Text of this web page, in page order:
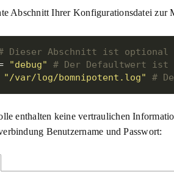
Abschnitt Ihrer Konfigurationsdatei zur
Dieser Abschnitt ist optional
"debug"
# Der Defaultwert
"/var/log/bomnipotent.log" #
enthalten keine vertraulichen
Benutzername und Passwort: